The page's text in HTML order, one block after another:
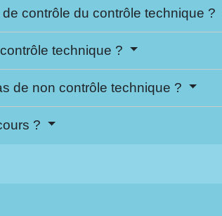
contrôle du contrôle technique ?
technique ?
de non contrôle technique ?
?